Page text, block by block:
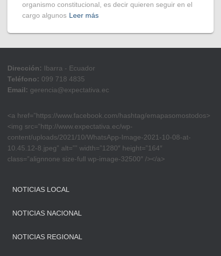
organismo constitucional, es decir quieren seguir en el
cargo algunos Leer más
Dirección: Ibarra - Ecuador
Teléfono: 099 718 4835
Email: gerencia@expectativa.ec
<a href=”https://www.facebook.com/hashtag/emapasomostodos>
<img src=”http://www.expectativa.ec/wp-
content/uploads/2021/10/WhatsApp-Image-2021-10-08-at-
10.45.12-8.jpeg” alt=”” width=”1280″ height=”164″
class=”alignnone size-full wp-image-32500″ /></a>
NOTICIAS LOCAL
NOTICIAS NACIONAL
NOTICIAS REGIONAL